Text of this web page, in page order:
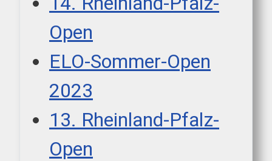
Open
ELO-Sommer-Open
2023
13. Rheinland-Pfalz-
Open